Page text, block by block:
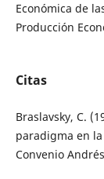
Económica de
Producción
Citas
Braslavsky, C.
paradigma en
Convenio